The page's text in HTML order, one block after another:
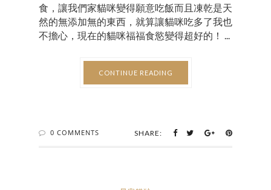
食，讓我們家貓咪變得願意吃飯而且凍乾是天
然的無添加無的東西，就算讓貓咪吃多了我也
不擔心，現在的貓咪福福食慾變得超好的！ ...
CONTINUE READING
0 COMMENTS SHARE: